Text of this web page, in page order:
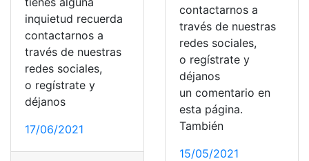
inquietud recuerda
contactarnos a
través de nuestras
redes sociales,
o regístrate y
déjanos
17/06/2021
contactarnos a
través de nuestras
redes sociales,
o regístrate y
déjanos
un comentario en
esta página.
También
15/05/2021